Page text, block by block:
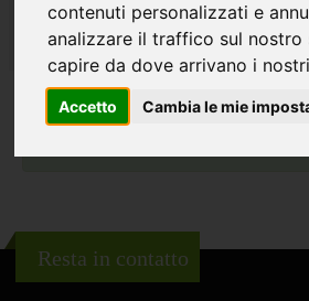
contenuti personalizzati e
analizzare il traffico sul nostro
capire da dove arrivano i
Accetto Cambia le mie
Home
Iscrizione newsletter
Conferma iscrizione newsletter
Resta in contatto